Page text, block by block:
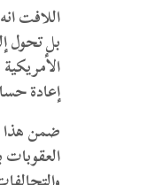
اللافت
بل تحول
إعادة
ضمن هذا